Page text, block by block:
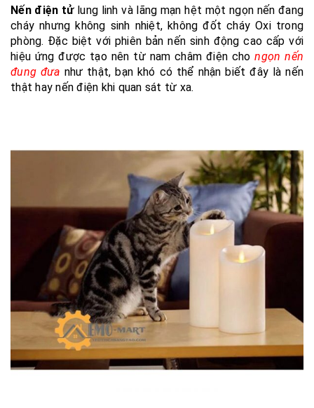
Nến điện tửlung linh và lãng mạn hệt một ngọn nến đang
cháy nhưng không sinh nhiệt, không đốt cháy Oxi trong
phòng. Đặc biệt với phiên bản nến sinh động cao cấp với
hiệu ứng được tạo nên từ nam châm điện chongọn nến
đung đưa như thật, bạn khó có thể nhận biết đây là nến
thật hay nến điện khi quan sát từ xa.